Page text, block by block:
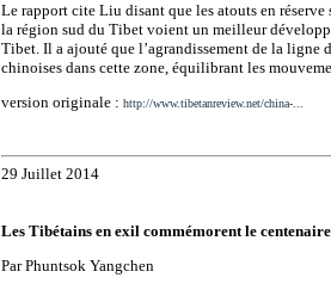
Le rapport cite Liu disant que les atouts en
la région sud du Tibet voient un meilleur
Tibet. Il a ajouté que l’agrandissement de la ligne
chinoises dans cette zone, équilibrant les
version originale : http://www.tibetanreview.net/china-...
29 Juillet 2014
Les Tibétains en exil commémorent le
Par Phuntsok Yangchen